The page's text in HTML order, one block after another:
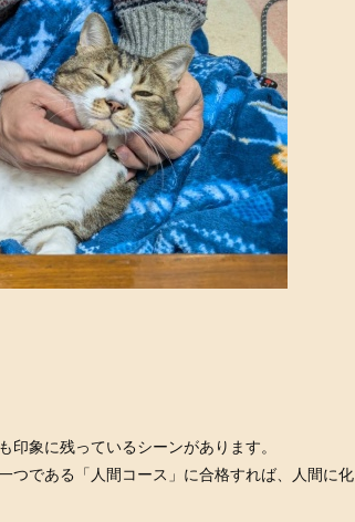
印象に残っているシーンがあります。
つである「人間コース」に合格すれば、人間に化